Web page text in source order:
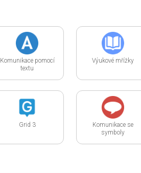
Komunikace pomocí
textu
Výukové mřížky
Grid 3
Komunikace se
symboly